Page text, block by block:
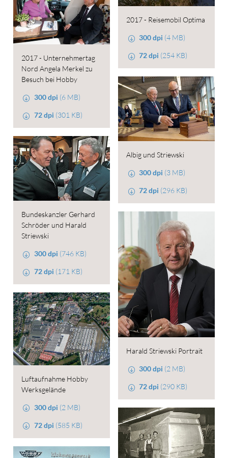
2017 - Reisemobil Optima
300 dpi (4 MB)
72 dpi (254 KB)
2017 - Unternehmertag
Nord Angela Merkel zu
Besuch bei Hobby
300 dpi (6 MB)
72 dpi (301 KB)
Albig und Striewski
300 dpi (3 MB)
72 dpi (296 KB)
Bundeskanzler Gerhard
Schröder und Harald
Striewski
300 dpi (746 KB)
72 dpi (171 KB)
Harald Striewski Portrait
300 dpi (2 MB)
72 dpi (290 KB)
Luftaufnahme Hobby
Werksgelände
300 dpi (2 MB)
72 dpi (585 KB)